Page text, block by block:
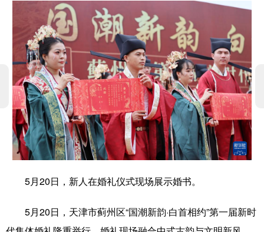
思客智库
科技 科创 量子 体育
文化 书画 健康 军事
访谈 视频 图片 政务
法律 中央文件 金融 汽车
食品 人居 信息化 数字经济
学术中国 乡村振兴 银龄 溯源中国
城市 旅游 能源
彩票 娱乐 时尚 悦读
5月20日，新人在婚礼仪式现场展示婚书。
5月20日，天津市蓟州区“国潮新韵·白首相约”第一届新时